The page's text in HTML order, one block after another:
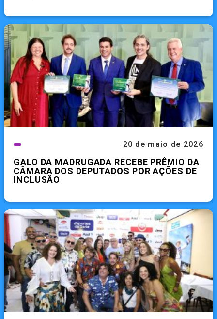
20 de maio de 2026
GALO DA MADRUGADA RECEBE PRÊMIO DA
CÂMARA DOS DEPUTADOS POR AÇÕES DE
INCLUSÃO